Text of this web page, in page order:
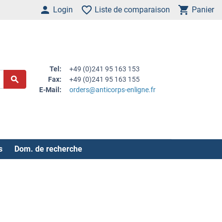
Login Liste de comparaison Panier
Tel:
+49 (0)241 95 163 153
Fax:
+49 (0)241 95 163 155
E-Mail:
orders@anticorps-enligne.fr
Dom. de recherche